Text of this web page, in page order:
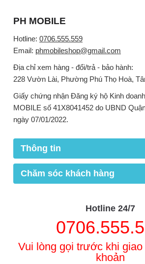
PH MOBILE
Hotline: 0706.555.559
Email: phmobileshop@gmail.com
Địa chỉ xem hàng - đổi/trả - bảo hành:
228 Vườn Lài, Phường Phú Thọ Hoà,
Giấy chứng nhận Đăng ký hộ Kinh
MOBILE số 41X8041452 do UBND
ngày 07/01/2022.
Thông tin
Chăm sóc khách hàng
Hotline 24/7
Vui lòng gọi trước khi
khoản